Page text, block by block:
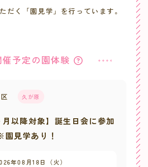
だく「園見学」を行っています。
催予定の園体験
久が原
月以降対象】誕生日会に参加
見学あり！
年08月18日（火）